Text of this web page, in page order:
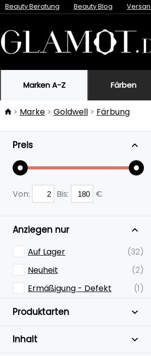
Beauty Beratung Beauty Blog
Marken A-Z Färben
Marke Goldwell Färbung
Preis
Von: Bis: €
Anziegen nur
Auf Lager
(32)
Neuheit
(2)
Ermäßigung - Defekt
(1)
Produktarten
Inhalt